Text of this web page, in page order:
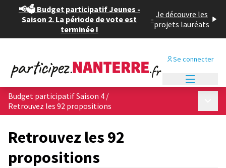
📢🗳️ Budget participatif Jeunes -
Saison 2. La période de vote est
terminée !
- Je découvre les
projets lauréats
Se connecter
Budget participatif Saison 4 /
Retrouvez les 92 propositions
Retrouvez les 92
propositions